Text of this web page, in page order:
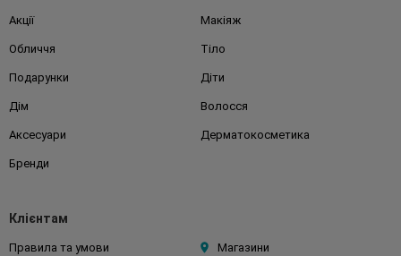
Акції Макіяж
Обличчя Тіло
Подарунки Діти
Дім Волосся
Аксесуари Дерматокосметика
Бренди
Клієнтам
Правила та умови Магазини